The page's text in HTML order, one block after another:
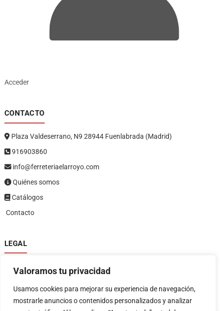
Valoramos tu privacidad
Usamos cookies para mejorar su experiencia de navegación,
mostrarle anuncios o contenidos personalizados y analizar
Acceder
CONTACTO
Plaza Valdeserrano, N9 28944 Fuenlabrada (Madrid)
916903860
info@ferreteriaelarroyo.com
Quiénes somos
Catálogos
Contacto
LEGAL
Política de privacidad
Política de devoluciones y reembolsos
Términos y condiciones